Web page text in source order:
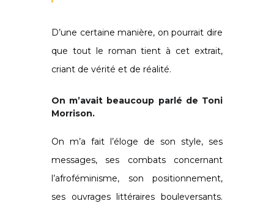
D’une certaine manière, on pourrait dire
que tout le roman tient à cet extrait,
criant de vérité et de réalité.
On m’avait beaucoup parlé de Toni
Morrison.
On m’a fait l’éloge de son style, ses
messages, ses combats concernant
l’afroféminisme, son positionnement,
ses ouvrages littéraires bouleversants.